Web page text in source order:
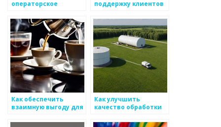
операторское
металлоизделий
поддержку клиентов
металоизделиям
Как обеспечить
взаимную выгоду для
металлоизделиями
Как улучшить
качество обработки